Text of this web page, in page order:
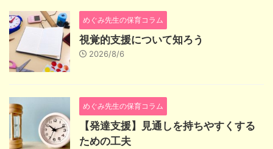
めぐみ先生の保育コラム
視覚的支援について知ろう
2026/8/6
めぐみ先生の保育コラム
【発達支援】見通しを持ちやすくする
ための工夫